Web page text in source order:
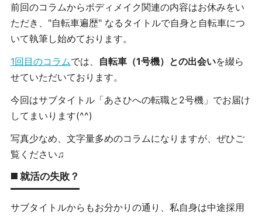
前回のコラムからボディメイク関連の内容はお休みをい
ただき、"自転車遍歴" なるタイトルで自身と自転車につ
いて執筆し始めております。
1回目のコラムでは、 自転車（1号機）との出会いを綴ら
せていただいております。
今回はサブタイトル「あさひへの転職と2号機」でお届け
してまいります(^^)
写真少なめ、文字量多めのコラムになりますが、ぜひご
覧ください♫
◼️ 就活の失敗？
サブタイトルからもお分かりの通り、私自身は中途採用